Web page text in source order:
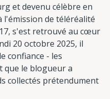
et devenu célèbre en
l'émission de téléréalité
s'est retrouvé au cœur
20 octobre 2025, il
confiance - les
que le blogueur a
collectés prétendument